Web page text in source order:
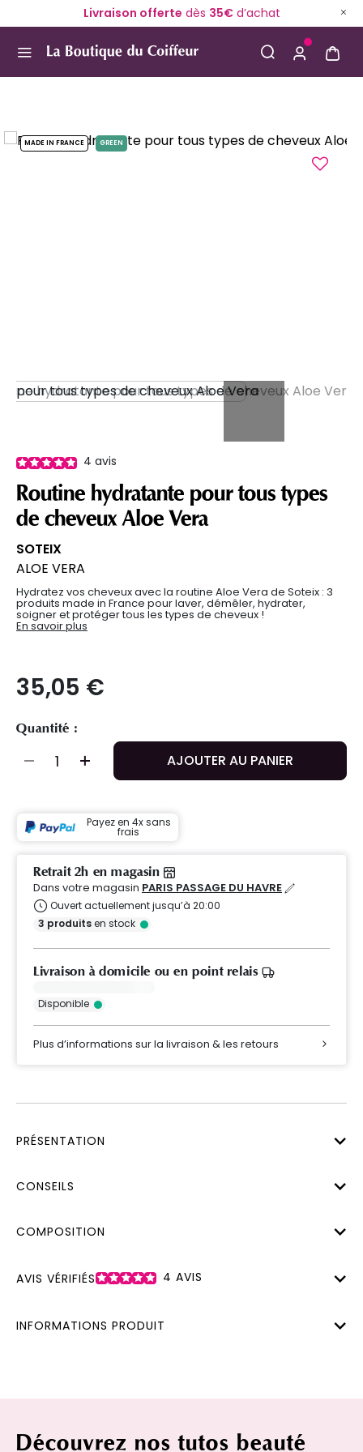
Livraison offerte dès 35€d’achat
MADE IN FRANCE GREEN
4 avis
Routine hydratante pour tous types
de cheveux Aloe Vera
SOTEIX
ALOE VERA
Hydratez vos cheveux avec la routine Aloe Vera de Soteix : 3
produits made in France pour laver, démêler, hydrater,
soigner et protéger tous les types de cheveux !
En savoir plus
35,05 €
Quantité :
AJOUTER AU PANIER
Payez en 4x sans
frais
Retrait 2h en magasin
Dans votre magasin PARIS PASSAGE DU HAVRE
Ouvert actuellement jusqu’à 20:00
3 produitsen stock
Livraison à domicile ou en point relais
Disponible
Plus d’informations sur la livraison & les retours
PRÉSENTATION
CONSEILS
COMPOSITION
AVIS VÉRIFIÉS 4 AVIS
INFORMATIONS PRODUIT
Découvrez nos tutos beauté